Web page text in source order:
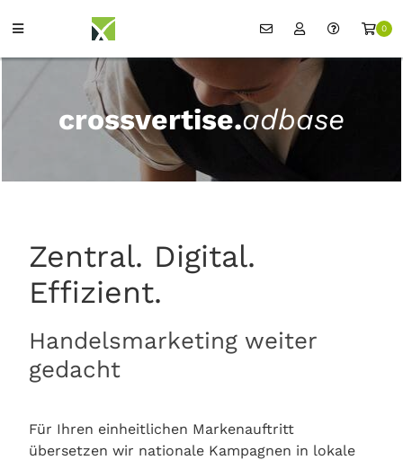
0
crossvertise.adbase
Zentral. Digital.
Effizient.
Handelsmarketing weiter
gedacht
Für Ihren einheitlichen Markenauftritt
übersetzen wir nationale Kampagnen in lokale